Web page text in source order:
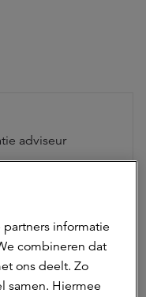
adviseur
adviseur bij
informatie
combineren dat
ons deelt. Zo
samen. Hiermee